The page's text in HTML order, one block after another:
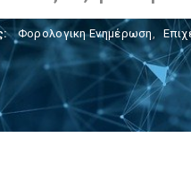
Φορολογικη Ενημέρωση,